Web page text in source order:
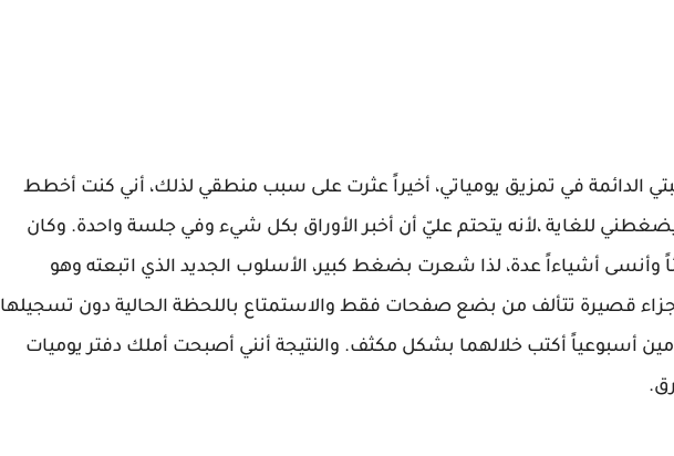
الدائمة في تمزيق يومياتي، أخيراً عثرت على سبب منطقي لذلك، أني كنت أخطط
للغاية ،لأنه يتحتم عليّ أن أخبر الأوراق بكل شيء وفي جلسة واحدة. وكان
أشياءاً عدة، لذا شعرت بضغط كبير، الأسلوب الجديد الذي اتبعته وهو
أجزاء قصيرة تتألف من بضع صفحات فقط والاستمتاع باللحظة الحالية دون تسجيلها
أسبوعياً أكتب خلالهما بشكل مكثف. والنتيجة أنني أصبحت أملك دفتر يوميات